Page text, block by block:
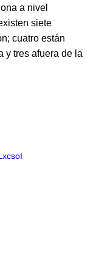
a nivel
siete
cuatro están
y tres afuera de la